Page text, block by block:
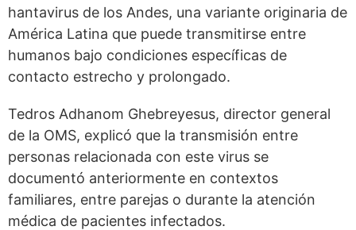
hantavirus de los Andes, una variante originaria de
América Latina que puede transmitirse entre
humanos bajo condiciones específicas de
contacto estrecho y prolongado.
Tedros Adhanom Ghebreyesus, director general
de la OMS, explicó que la transmisión entre
personas relacionada con este virus se
documentó anteriormente en contextos
familiares, entre parejas o durante la atención
médica de pacientes infectados.